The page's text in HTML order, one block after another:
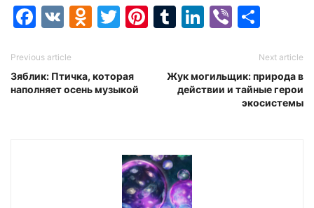
Facebook
VK Odnoklassniki
Twitter
Pinterest
Tumblr
LinkedIn
Viber
Previous article
Зяблик: Птичка, которая
наполняет осень музыкой
Next article
Жук могильщик: природа в
действии и тайные герои
экосистемы